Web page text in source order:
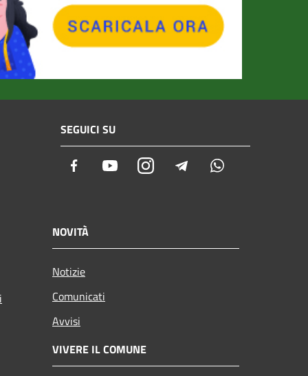
SEGUICI SU
Facebook YoutubeInstagramTelegram
NOVITÀ
Notizie
Comunicati
Avvisi
VIVERE IL COMUNE